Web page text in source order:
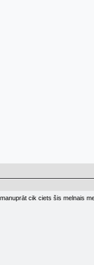
cik ciets šis melnais